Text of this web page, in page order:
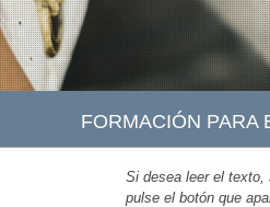
FORMACIÓN PARA
Si desea leer el texto,
pulse el botón que